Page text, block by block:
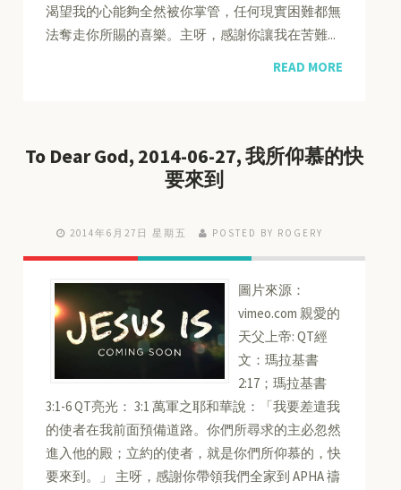
渴望我的心能夠全然被你掌管，任何現實困難都無
法奪走你所賜的喜樂。主呀，感謝你讓我在苦難...
READ MORE
To Dear God, 2014-06-27, 我所仰慕的快
要來到
2014年6月27日 星期五 POSTED BY ROGERY
圖片來源：
vimeo.com 親愛的
天父上帝: QT經
文：瑪拉基書
2:17；瑪拉基書
3:1-6 QT亮光： 3:1 萬軍之耶和華說：「我要差遣我
的使者在我前面預備道路。你們所尋求的主必忽然
進入他的殿；立約的使者，就是你們所仰慕的，快
要來到。」 主呀，感謝你帶領我們全家到 APHA 禱